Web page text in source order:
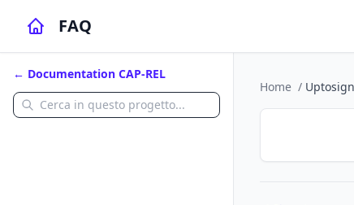
FAQ
← Documentation CAP-REL
Home / Uptosign